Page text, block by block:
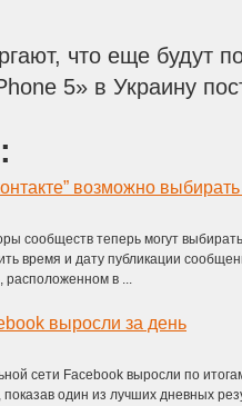
что еще будут
5» в Украину
возможно
сообществ теперь могут
время и дату публикации
расположенном в ...
выросли за день
сети Facebook выросли по
показав один из лучших дневных